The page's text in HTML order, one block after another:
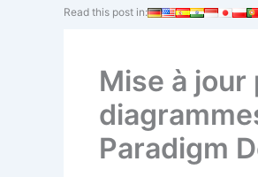
Read this post in:
Mise à
Paradigm